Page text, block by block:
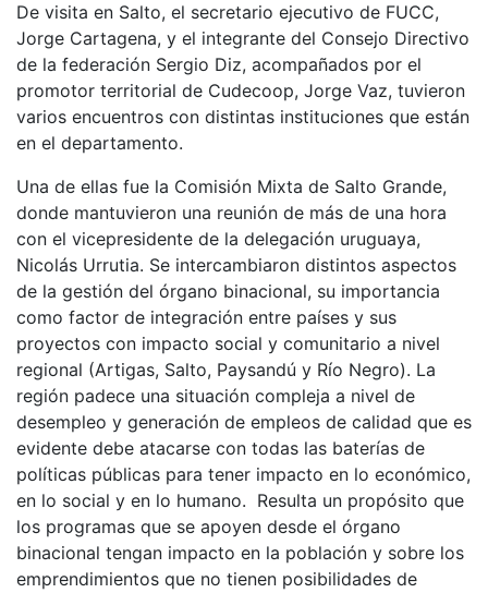
De visita en Salto, el secretario ejecutivo de FUCC,
Jorge Cartagena, y el integrante del Consejo Directivo
de la federación Sergio Diz, acompañados por el
promotor territorial de Cudecoop, Jorge Vaz, tuvieron
varios encuentros con distintas instituciones que están
en el departamento.
Una de ellas fue la Comisión Mixta de Salto Grande,
donde mantuvieron una reunión de más de una hora
con el vicepresidente de la delegación uruguaya,
Nicolás Urrutia. Se intercambiaron distintos aspectos
de la gestión del órgano binacional, su importancia
como factor de integración entre países y sus
proyectos con impacto social y comunitario a nivel
regional (Artigas, Salto, Paysandú y Río Negro). La
región padece una situación compleja a nivel de
desempleo y generación de empleos de calidad que es
evidente debe atacarse con todas las baterías de
políticas públicas para tener impacto en lo económico,
en lo social y en lo humano. Resulta un propósito que
los programas que se apoyen desde el órgano
binacional tengan impacto en la población y sobre los
emprendimientos que no tienen posibilidades de